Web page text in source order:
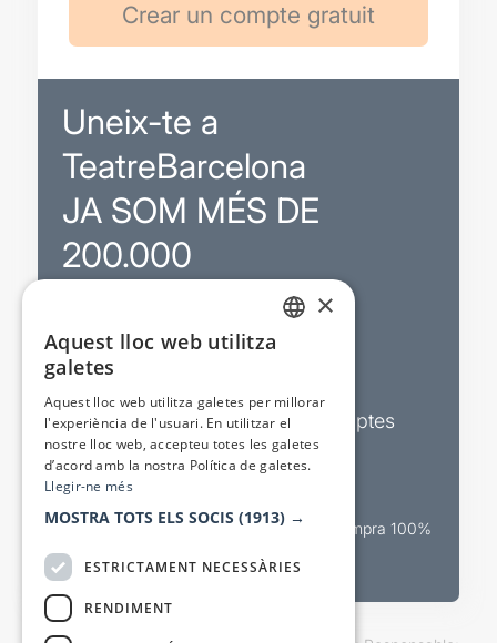
Uneix-te a
TeatreBarcelona
JA SOM MÉS DE
200.000
Sortejos exclusius
Butlletins d’actualitat i descomptes
Valora espectacles
Canal oficial de venda teatral Compra 100%
×
Aquest lloc web utilitza
galetes
Aquest lloc web utilitza galetes per millorar
l'experiència de l'usuari. En utilitzar el
nostre lloc web, accepteu totes les galetes
d’acord amb la nostra Política de galetes.
Llegir-ne més
MOSTRA TOTS ELS SOCIS (1913) →
ESTRICTAMENT NECESSÀRIES
RENDIMENT